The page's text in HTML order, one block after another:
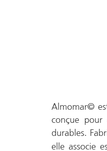
Almomar©
conçue pour
durables.
elle associe